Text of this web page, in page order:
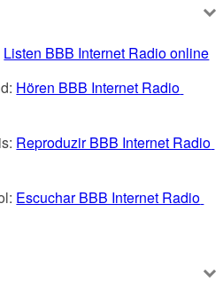
Listen BBB Internet Radio online
Hören BBB Internet Radio
Reproduzir BBB Internet Radio
Escuchar BBB Internet Radio